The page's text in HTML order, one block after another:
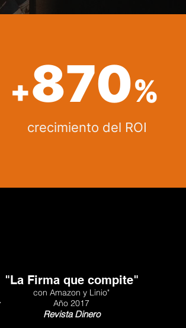
crecimiento del ROI
+870%
"La Firma que compite"
con Amazon y Linio"
Año 2017
Revista Dinero